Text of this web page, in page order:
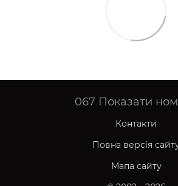
067 Показати
Контакти
Повна версія
Мапа сайту